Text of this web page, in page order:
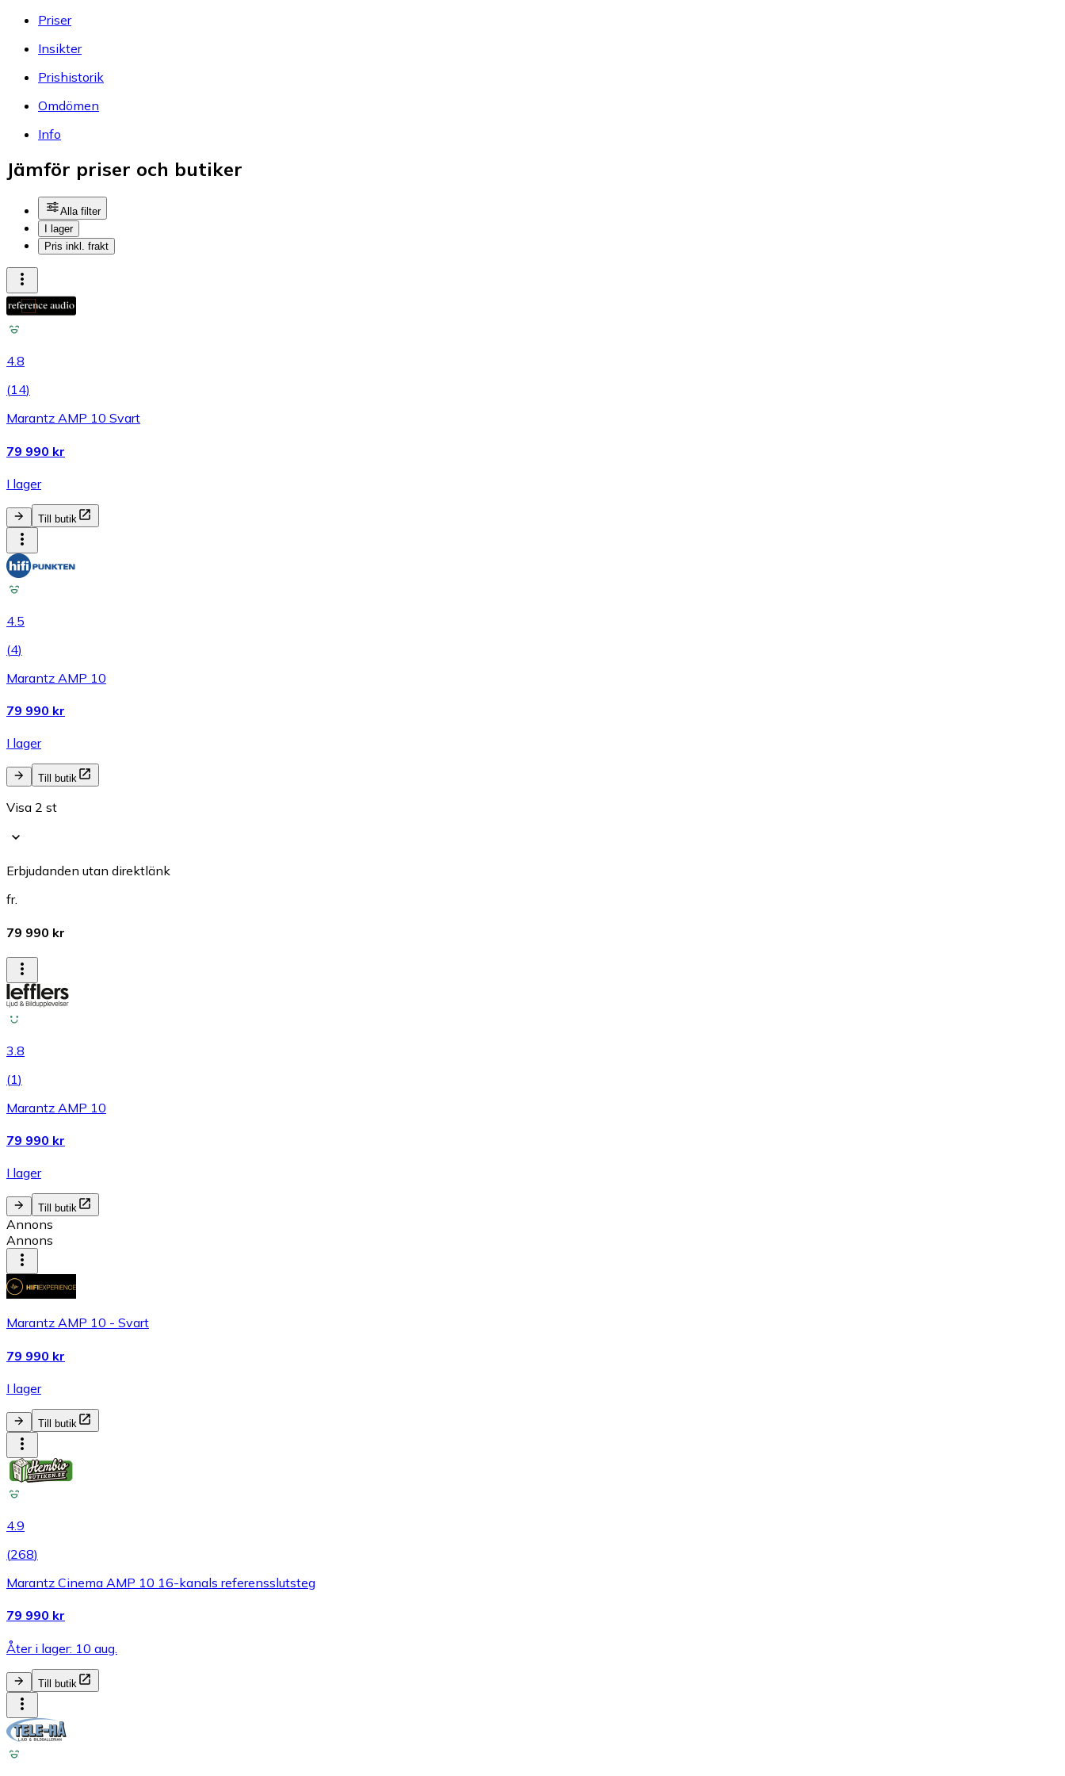
Priser
Insikter
Prishistorik
Omdömen
Info
Jämför priser och butiker
Alla filter
I lager
Pris inkl. frakt
4.8
(14)
Marantz AMP 10 Svart
79 990 kr
I lager
Till butik
4.5
(4)
Marantz AMP 10
79 990 kr
I lager
Till butik
Visa 2 st
Erbjudanden utan direktlänk
fr.
79 990 kr
3.8
(1)
Marantz AMP 10
79 990 kr
I lager
Till butik
Annons
Annons
Marantz AMP 10 - Svart
79 990 kr
I lager
Till butik
4.9
(268)
Marantz Cinema AMP 10 16-kanals referensslutsteg
79 990 kr
Åter i lager: 10 aug.
Till butik